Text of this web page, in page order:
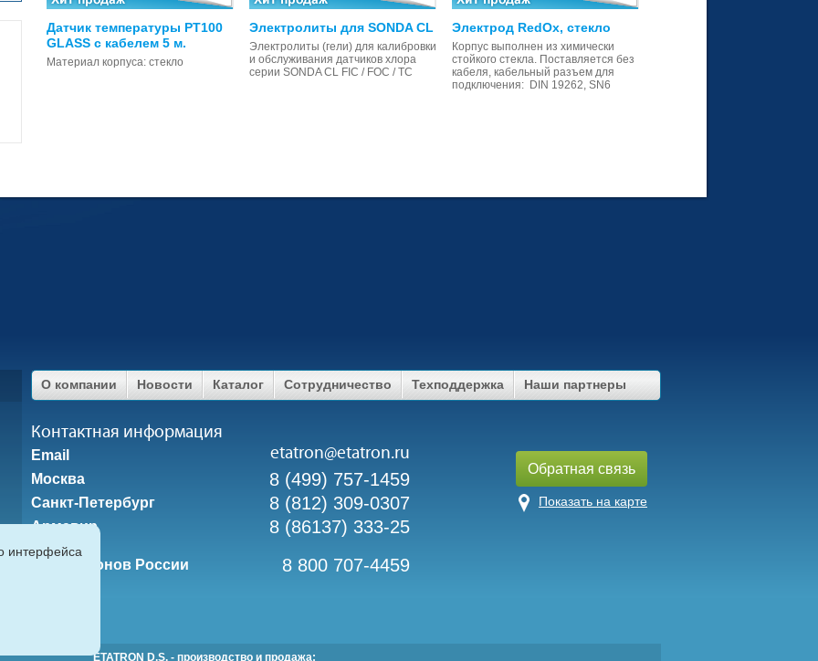
Датчик температуры PT100
GLASS с кабелем 5 м.
Материал корпуса: стекло
Электролиты для SONDA CL
Электролиты (гели) для калибровки
и обслуживания датчиков хлора
серии SONDA CL FIC / FOC / TC
Электрод RedOx, стекло
Корпус выполнен из химически
стойкого стекла. Поставляется без
кабеля, кабельный разъем для
подключения: DIN 19262, SN6
О компании Новости Каталог Сотрудничество Техподдержка Наши партнеры
Контактная информация
Email etatron@etatron.ru
Москва 8 (499) 757-1459
Санкт-Петербург 8 (812) 309-0307
Армавир 8 (86137) 333-25
Обратная связь
Показать на карте
Для регионов России 8 800 707-4459
ETATRON D.S. - производство и продажа:
интерфейса